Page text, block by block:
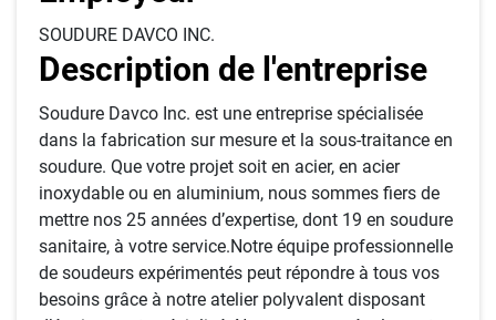
SOUDURE DAVCO INC.
Description de l'entreprise
Soudure Davco Inc. est une entreprise spécialisée
dans la fabrication sur mesure et la sous-traitance en
soudure. Que votre projet soit en acier, en acier
inoxydable ou en aluminium, nous sommes fiers de
mettre nos 25 années d’expertise, dont 19 en soudure
sanitaire, à votre service.Notre équipe professionnelle
de soudeurs expérimentés peut répondre à tous vos
besoins grâce à notre atelier polyvalent disposant